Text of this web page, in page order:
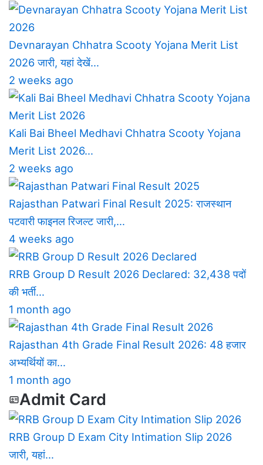
Devnarayan Chhatra Scooty Yojana Merit List
2026 जारी, यहां देखें…
2 weeks ago
Kali Bai Bheel Medhavi Chhatra Scooty Yojana
Merit List 2026…
2 weeks ago
Rajasthan Patwari Final Result 2025: राजस्थान
पटवारी फाइनल रिजल्ट जारी,…
4 weeks ago
RRB Group D Result 2026 Declared: 32,438 पदों
की भर्ती…
1 month ago
Rajasthan 4th Grade Final Result 2026: 48 हजार
अभ्यर्थियों का…
1 month ago
Admit Card
RRB Group D Exam City Intimation Slip 2026
जारी, यहां…